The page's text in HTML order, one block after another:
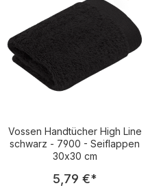
Vossen Handtücher High Line
schwarz - 7900 - Seiflappen
30x30 cm
Regulärer
5,79 €*